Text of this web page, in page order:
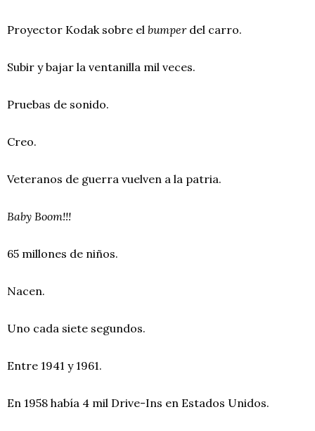
Proyector Kodak sobre el bumperdel carro.
Subir y bajar la ventanilla mil veces.
Pruebas de sonido.
Creo.
Veteranos de guerra vuelven a la patria.
Baby Boom!!!
65 millones de niños.
Nacen.
Uno cada siete segundos.
Entre 1941 y 1961.
En 1958 había 4 mil Drive-Ins en Estados Unidos.